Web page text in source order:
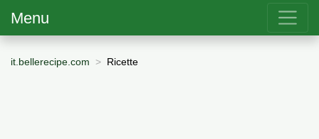
Menu
it.bellerecipe.com Ricette